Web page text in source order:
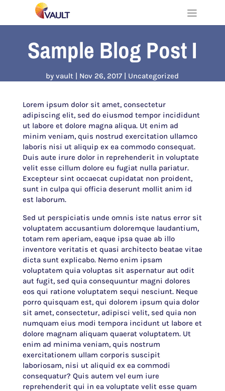
Sample Blog Post I
byvault Nov 26, 2017 Uncategorized
Lorem ipsum dolor sit amet, consectetur
adipiscing elit, sed do eiusmod tempor incididunt
ut labore et dolore magna aliqua. Ut enim ad
minim veniam, quis nostrud exercitation ullamco
laboris nisi ut aliquip ex ea commodo consequat.
Duis aute irure dolor in reprehenderit in voluptate
velit esse cillum dolore eu fugiat nulla pariatur.
Excepteur sint occaecat cupidatat non proident,
sunt in culpa qui officia deserunt mollit anim id
est laborum.
Sed ut perspiciatis unde omnis iste natus error sit
voluptatem accusantium doloremque laudantium,
totam rem aperiam, eaque ipsa quae ab illo
inventore veritatis et quasi architecto beatae vitae
dicta sunt explicabo. Nemo enim ipsam
voluptatem quia voluptas sit aspernatur aut odit
aut fugit, sed quia consequuntur magni dolores
eos qui ratione voluptatem sequi nesciunt. Neque
porro quisquam est, qui dolorem ipsum quia dolor
sit amet, consectetur, adipisci velit, sed quia non
numquam eius modi tempora incidunt ut labore et
dolore magnam aliquam quaerat voluptatem. Ut
enim ad minima veniam, quis nostrum
exercitationem ullam corporis suscipit
laboriosam, nisi ut aliquid ex ea commodi
consequatur? Quis autem vel eum iure
reprehenderit qui in ea voluptate velit esse quam